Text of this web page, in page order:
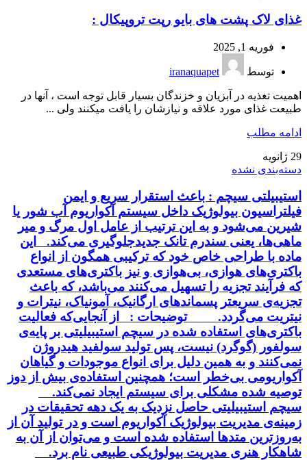
غذای لاک پشت های بایو رپت تروپیکال :
فوریه 1, 2025
توسط iranaquapet
اهمیت تغذیه در آبزیان و خزندگان بسیار قابل توجه است ، آنها در
طبیعت غذای مورد علاقه و نیازشان را یافت میکنند ولی ...
ادامه مطلب
29 ژانویه
دسته‌بندی نشده
استیبیلتی سیچم : باعث استقرار سریع و ایمن
فیلتراسیون بیولوژیک داخل سیستم آکواریوم آب شور یا
شیرین می‌شود و به این ترتیب از عامل اول مرگ و میر
ماهی‌ها، یعنی سندرم تانک جدیدجلوگیری می‌کند. این
ماده با طراحی خاص خود که ترکیبی همگون از انواع
باکتری‌های هوازی، بی‌هوازی و نیز باکتری‌های مستعدی
که فرآیند تجزیه‌ را تسهیل می‌کنند می‌باشد، که باعث
تجزیه‌ی سریعتر پسماندهای ارگانیک، آمونیاک، نیترات و
نیتریت می‌گردد. توضیحات : از آنجایی‌که فعالیت
باکتری‌های استفاده شده در سیچم استیبیلیتی بر پایه‌ی
سولفور (گوگرد) نیست، پس تولید سولفید هیدروژن
نمی‌کنند و به همین دلیل برای انواع موجودات و گیاهان
آکواریومی بی‌خطر است؛ همچنین استفاده‌ی بیش از دوز
توصیه شده مشکلی برای سیستم ایجاد نمی‌کند.
سیچم استیبیلیتی حاصل نزدیک به یک دهه تحقیقات در
زمینه‌ی مدیریت بیولوژیک آکواریوم است و در تولید آن از
به‌روزترین متدها استفاده شده است و می‌توان از آن به
شاهکار هنری مدیریت بیولوژیکی طبیعی نام برد.